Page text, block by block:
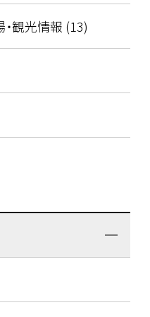
・観光情報 (13)